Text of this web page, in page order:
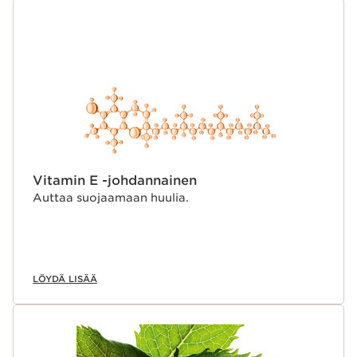
Vitamin E -johdannainen
Auttaa suojaamaan huulia.
LÖYDÄ LISÄÄ